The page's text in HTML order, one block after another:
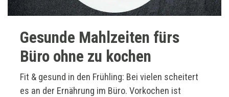
Gesunde Mahlzeiten fürs
Büro ohne zu kochen
Fit & gesund in den Frühling: Bei vielen scheitert
es an der Ernährung im Büro. Vorkochen ist